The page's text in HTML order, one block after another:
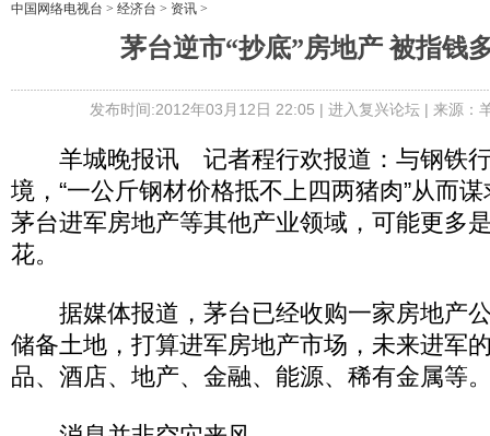
中国网络电视台 > 经济台 > 资讯 >
茅台逆市“抄底”房地产 被指钱
发布时间:2012年03月12日 22:05 | 进入复兴论坛| 来源：
羊城晚报讯 记者程行欢报道：与钢铁行
境，“一公斤钢材价格抵不上四两猪肉”从而
茅台进军房地产等其他产业领域，可能更多
花。
据媒体报道，茅台已经收购一家房地产
储备土地，打算进军房地产市场，未来进军
品、酒店、地产、金融、能源、稀有金属